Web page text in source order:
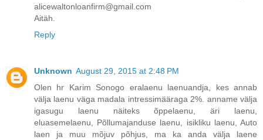
alicewaltonloanfirm@gmail.com
Aitäh.
Reply
Unknown August 29, 2015 at 2:48 PM
Olen hr Karim Sonogo eralaenu laenuandja, kes annab
välja laenu väga madala intressimääraga 2%. anname välja
igasugu laenu näiteks õppelaenu, äri laenu,
eluasemelaenu, Põllumajanduse laenu, isikliku laenu, Auto
laen ja muu mõjuv põhjus, ma ka anda välja laene